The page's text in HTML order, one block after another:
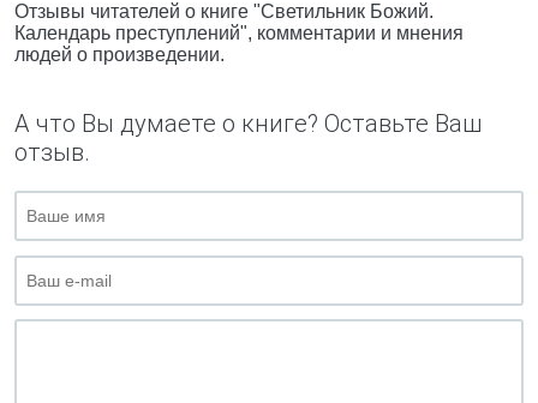
Отзывы читателей о книге "Светильник Божий.
Календарь преступлений", комментарии и мнения
людей о произведении.
А что Вы думаете о книге? Оставьте Ваш
отзыв.